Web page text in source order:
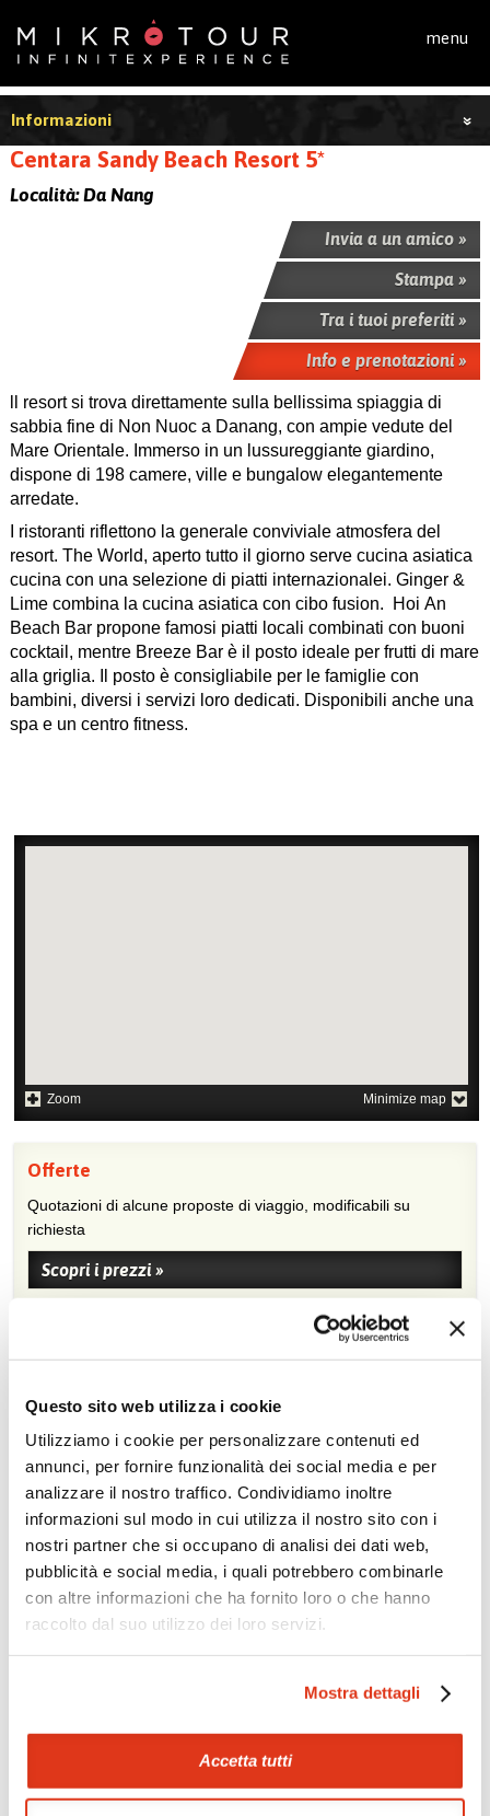
Questo sito web utilizza i cookie
Utilizziamo i cookie per personalizzare contenuti ed
annunci, per fornire funzionalità dei social media e per
analizzare il nostro traffico. Condividiamo inoltre
informazioni sul modo in cui utilizza il nostro sito con i
nostri partner che si occupano di analisi dei dati web,
pubblicità e social media, i quali potrebbero combinarle
con altre informazioni che ha fornito loro o che hanno
raccolto dal suo utilizzo dei loro servizi.
Mostra dettagli
Accetta tutti
menu
Informazioni
Centara Sandy Beach Resort 5*
Località:Da Nang
Invia a un amico »
Stampa »
Tra i tuoi preferiti »
Info e prenotazioni »
ll resort si trova direttamente sulla bellissima spiaggia di
sabbia fine di Non Nuoc a Danang, con ampie vedute del
Mare Orientale. Immerso in un lussureggiante giardino,
dispone di 198 camere, ville e bungalow elegantemente
arredate.
I ristoranti riflettono la generale conviviale atmosfera del
resort. The World, aperto tutto il giorno serve cucina asiatica
cucina con una selezione di piatti internazionalei. Ginger &
Lime combina la cucina asiatica con cibo fusion. Hoi An
Beach Bar propone famosi piatti locali combinati con buoni
cocktail, mentre Breeze Bar è il posto ideale per frutti di mare
alla griglia. Il posto è consigliabile per le famiglie con
bambini, diversi i servizi loro dedicati. Disponibili anche una
spa e un centro fitness.
Zoom Minimize map
Offerte
Quotazioni di alcune proposte di viaggio, modificabili su
richiesta
Scopri i prezzi »
Da non perdere in Vietnam
Tour culturali
Cooking class
Crociera nella Baia di
Halong
Benessere
etnoturismo a Sapa
Possibilità di abbinare il Vietnam a tour inCambogiae Laos,